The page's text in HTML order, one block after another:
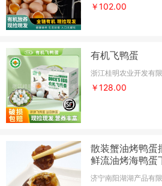
￥102.00
有机飞鸭蛋
浙江桂明农业开发有
￥128.00
散装蟹油烤鸭蛋
鲜流油烤海鸭蛋
济宁南阳湖湖产品有